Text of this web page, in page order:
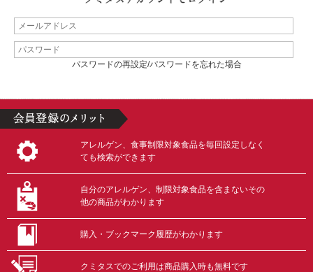
パスワードの再設定/パスワードを忘れた場合
アレルゲン、食事制限対象食品を毎回設定しなく
ても検索ができます
自分のアレルゲン、制限対象食品を含まないその
他の商品がわかります
購入・ブックマーク履歴がわかります
クミタスでのご利用は商品購入時も無料です